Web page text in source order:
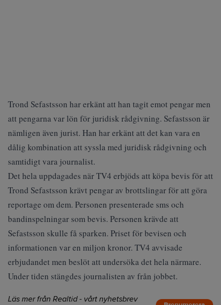
Trond Sefastsson har erkänt att han tagit emot pengar men
att pengarna var lön för juridisk rådgivning. Sefastsson är
nämligen även jurist. Han har erkänt att det kan vara en
dålig kombination att syssla med juridisk rådgivning och
samtidigt vara journalist.
Det hela uppdagades när TV4 erbjöds att köpa bevis för att
Trond Sefastsson krävt pengar av brottslingar för att göra
reportage om dem. Personen presenterade sms och
bandinspelningar som bevis. Personen krävde att
Sefastsson skulle få sparken. Priset för bevisen och
informationen var en miljon kronor. TV4 avvisade
erbjudandet men beslöt att undersöka det hela närmare.
Under tiden stängdes journalisten av från jobbet.
Läs mer från Realtid - vårt nyhetsbrev